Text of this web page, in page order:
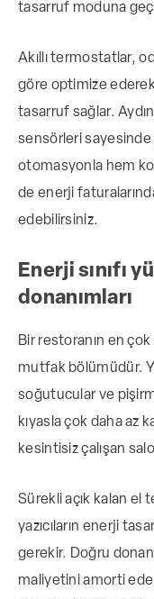
tasarruf moduna
Akıllı termostatlar,
göre optimize
tasarruf sağlar.
sensörleri sayesinde
otomasyonla hem
de enerji
edebilirsiniz.
Enerji sınıfı
donanımları
Bir restoranın en
mutfak bölümüdür.
soğutucular ve
kıyasla çok daha az
kesintisiz çalışan
Sürekli açık kalan el
yazıcıların enerji
gerekir. Doğru
maliyetini amorti